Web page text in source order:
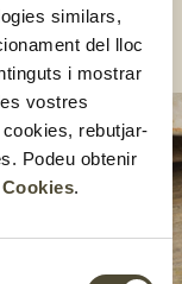
similars,
del lloc
i mostrar
vostres
rebutjar-
Podeu obtenir
.